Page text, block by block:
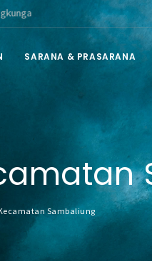
Kabupaten Berau tahun
SARANA & PRASARANA
Sambaliung